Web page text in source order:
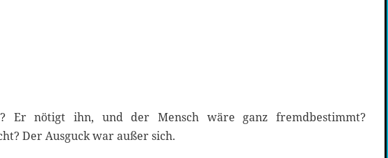
Er nötigt ihn, und der Mensch wäre ganz fremdbestimmt?
Der Ausguck war außer sich.